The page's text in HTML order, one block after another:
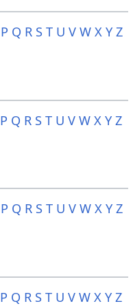
P Q R S T U V W X Y Z
P Q R S T U V W X Y Z
P Q R S T U V W X Y Z
P Q R S T U V W X Y Z